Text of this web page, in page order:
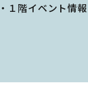
１階イベント情報